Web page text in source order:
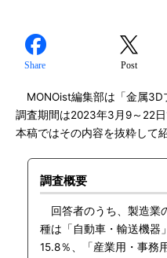
Share Post
MONOist編集部は「金属3D
調査期間は2023年3月9～22
本稿ではその内容を抜粋して
調査概要
回答者のうち、製造業
種は「自動車・輸送機器
15.8％、「産業用・事務